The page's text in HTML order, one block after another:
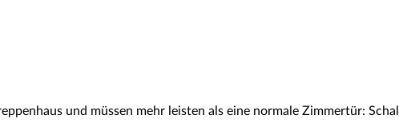
und müssen mehr leisten als eine normale Zimmertür: